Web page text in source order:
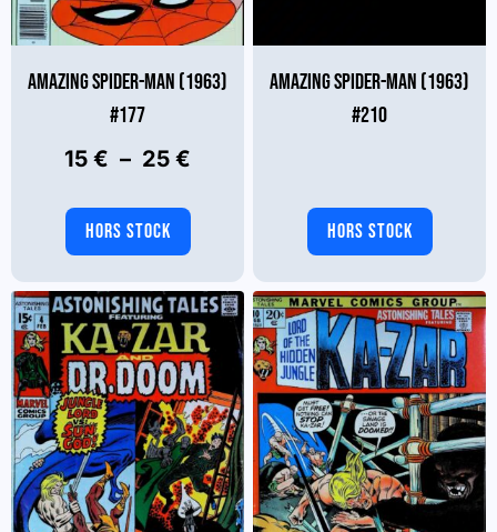
AMAZING SPIDER-MAN (1963)
#177
15 € – 25 €
à
25 €
HORS STOCK
produit
a
plusieurs
variations.
Les
options
peuvent
être
choisies
AMAZING SPIDER-MAN (1963)
#210
HORS STOCK